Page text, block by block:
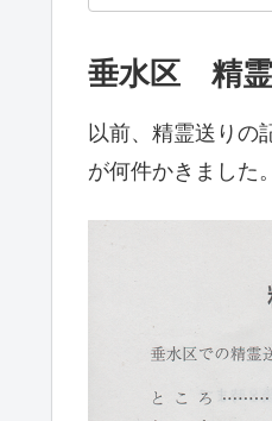
垂水区 精
以前、精霊送りの
が何件かきました。